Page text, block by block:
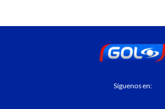
Síguenos en: